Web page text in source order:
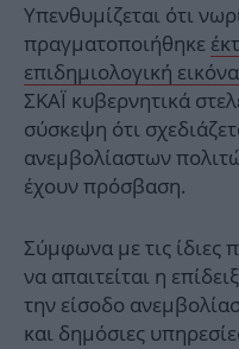
Υπενθυμίζεται ότι
πραγματοποιήθηκε
επιδημιολογική
ΣΚΑΪ κυβερνητικά
σύσκεψη ότι
ανεμβολίαστων
έχουν πρόσβαση.
Σύμφωνα με τις ίδιες
να απαιτείται η
την είσοδο
και δημόσιες